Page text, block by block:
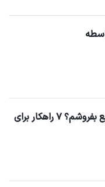
چگونه ماشینم را سریع بفروشم؟ ۷ راهکار برای